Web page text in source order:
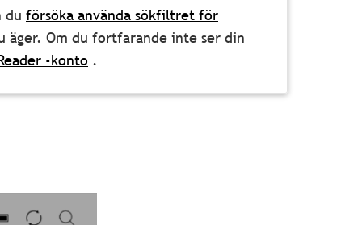
du försöka använda sökfiltret för
äger. Om du fortfarande inte ser din
-konto .